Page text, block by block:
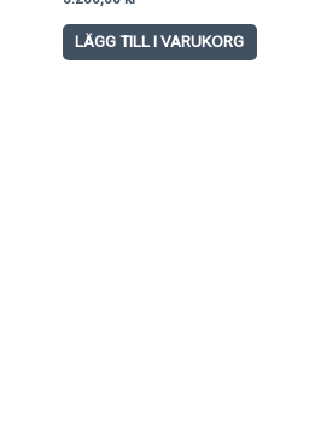
LÄGG TILL I VARUKORG